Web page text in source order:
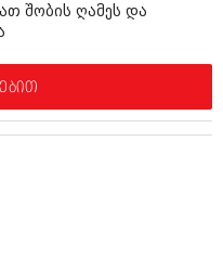
შობის ღამეს და